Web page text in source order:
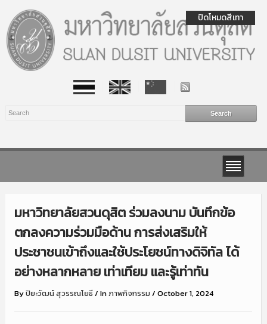
มหาวิทยาลัยสวนดุสิต ร่วมลงนาม บันทึกข้อ
ตกลงความร่วมมือด้าน การส่งเสริมให้
ประชาชนเข้าถึงและใช้ประโยชน์ทางดิจิทัล ได้
อย่างหลากหลาย เท่าเทียม และรู้เท่าทัน
Byปิยะวัฒน์ สุวรรณโยธี/ Inภาพกิจกรรม / October 1, 2024
ปิดโหมดสีเทา